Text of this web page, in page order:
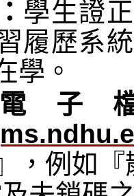
學生證
履歷系
學。
子
，例如